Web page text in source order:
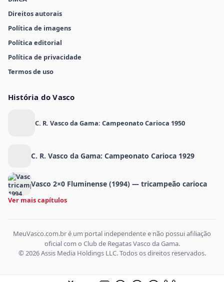
Direitos autorais
Política de imagens
Política editorial
Política de privacidade
Termos de uso
História do Vasco
C. R. Vasco da Gama: Campeonato Carioca 1950
C. R. Vasco da Gama: Campeonato Carioca 1929
Vasco 2×0 Fluminense (1994) — tricampeão carioca
Ver mais capítulos
MeuVasco.com.br é um portal independente e não possui afiliação
oficial com o Club de Regatas Vasco da Gama.
© 2026 Assis Media Holdings LLC. Todos os direitos reservados.